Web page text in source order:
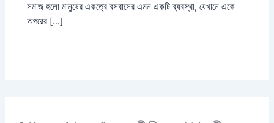
সমাজ হলো মানুষের একত্রে বসবাসের এমন একটি ব্যবস্থা, যেখানে একে
অপরের […]